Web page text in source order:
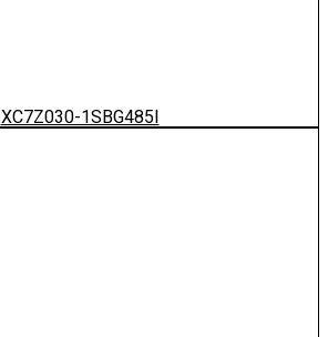
XC7Z030-1SBG485I